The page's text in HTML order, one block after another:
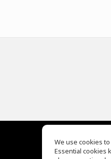
EQ Ear
We use cookies
Essential cookies